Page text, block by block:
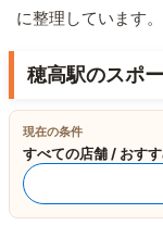
に整理しています。
穂高駅のスポ
現在の条件
すべての店舗 / おす